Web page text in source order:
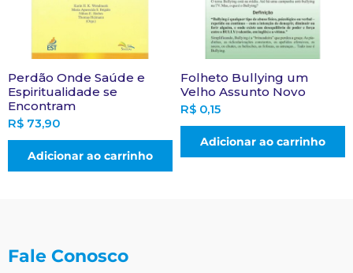
Perdão Onde Saúde e
Espiritualidade se
Encontram
R$ 73,90
Adicionar ao carrinho
Folheto Bullying um
Velho Assunto Novo
R$ 0,15
Adicionar ao carrinho
Fale Conosco